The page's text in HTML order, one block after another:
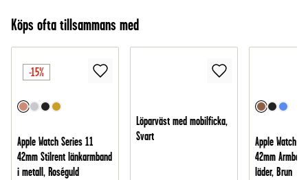
Köps ofta tillsammans med
-15%
Apple Watch Series 11
42mm Stilrent länkarmband
i metall, Roséguld
Löparväst med mobilficka,
Svart
Apple Watch
42mm
läder, Brun